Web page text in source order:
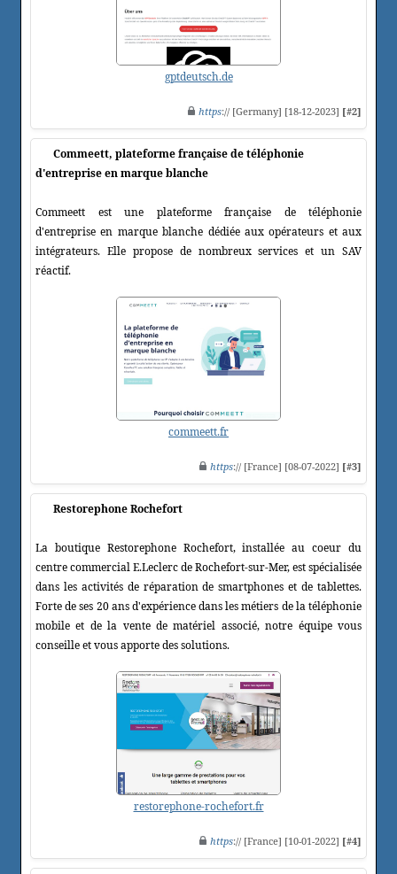
gptdeutsch.de
https:// [Germany] [18-12-2023] [#2]
Commeett, plateforme française de téléphonie
d'entreprise en marque blanche
Commeett est une plateforme française de téléphonie
d'entreprise en marque blanche dédiée aux opérateurs et aux
intégrateurs. Elle propose de nombreux services et un SAV
réactif.
commeett.fr
https:// [France] [08-07-2022] [#3]
Restorephone Rochefort
La boutique Restorephone Rochefort, installée au coeur du
centre commercial E.Leclerc de Rochefort-sur-Mer, est spécialisée
dans les activités de réparation de smartphones et de tablettes.
Forte de ses 20 ans d'expérience dans les métiers de la téléphonie
mobile et de la vente de matériel associé, notre équipe vous
conseille et vous apporte des solutions.
restorephone-rochefort.fr
https:// [France] [10-01-2022] [#4]